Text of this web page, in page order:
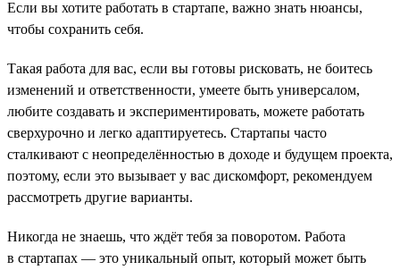
Если вы хотите работать в стартапе, важно знать нюансы,
чтобы сохранить себя.
Такая работа для вас, если вы готовы рисковать, не боитесь
изменений и ответственности, умеете быть универсалом,
любите создавать и экспериментировать, можете работать
сверхурочно и легко адаптируетесь. Стартапы часто
сталкивают с неопределённостью в доходе и будущем проекта,
поэтому, если это вызывает у вас дискомфорт, рекомендуем
рассмотреть другие варианты.
Никогда не знаешь, что ждёт тебя за поворотом. Работа
в стартапах — это уникальный опыт, который может быть